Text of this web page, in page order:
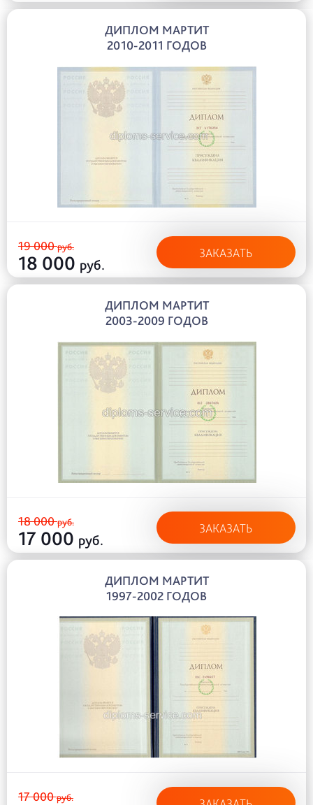
ДИПЛОМ МАРТИТ
2010-2011 ГОДОВ
19 000руб.
18 000 руб.
ЗАКАЗАТЬ
ДИПЛОМ МАРТИТ
2003-2009 ГОДОВ
18 000руб.
17 000 руб.
ЗАКАЗАТЬ
ДИПЛОМ МАРТИТ
1997-2002 ГОДОВ
17 000руб.